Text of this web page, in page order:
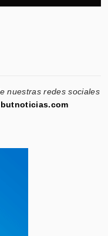
nuestras redes sociales